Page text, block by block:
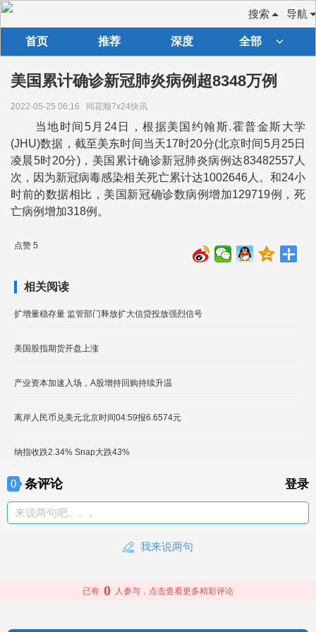
导航
搜索
首页 推荐 深度 全部
美国累计确诊新冠肺炎病例超8348万例
2022-05-25 06:16 同花顺7x24快讯
当地时间5月24日，根据美国约翰斯.霍普金斯大学
(JHU)数据，截至美东时间当天17时20分(北京时间5月25日
凌晨5时20分)，美国累计确诊新冠肺炎病例达83482557人
次，因为新冠病毒感染相关死亡累计达1002646人。和24小
时前的数据相比，美国新冠确诊数病例增加129719例，死
亡病例增加318例。
点赞 5
相关阅读
扩增量稳存量 监管部门释放扩大信贷投放强烈信号
美国股指期货开盘上涨
产业资本加速入场，A股增持回购持续升温
离岸人民币兑美元北京时间04:59报6.6574元
纳指收跌2.34% Snap大跌43%
0 条评论 登录
来说两句吧。。。
我来说两句
已有 0 人参与，点击查看更多精彩评论